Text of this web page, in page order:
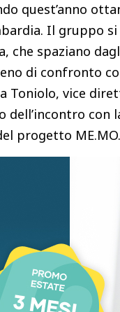
quest’anno
Il gruppo
che spaziano
di confronto
Toniolo, vice
con
progetto
con studenti
– si attiva
i ragazzi e
un
Gli investimenti
e lo spirito di